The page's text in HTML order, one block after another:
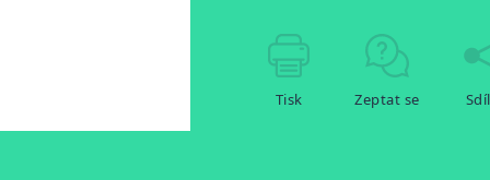
Tisk Zeptat se